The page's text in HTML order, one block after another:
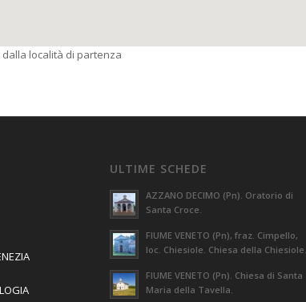
località di partenza
ULTIME SCHEDE
AZZANO DECIMO (Pn). Oratorio di
Santa Croce.
FIUME VENETO (Pn), fraz. Cimpello,
loc. Chiesiole. Chiesa della Chiesiole.
FIUME VENETO (Pn). Chiesa di Santa
Maria della Tavella.